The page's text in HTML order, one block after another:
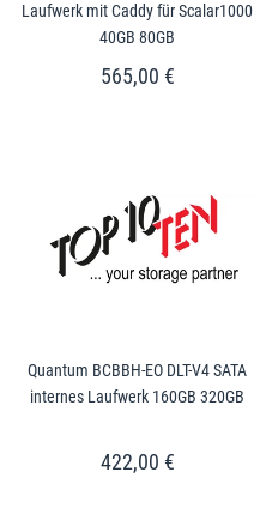
Laufwerk mit Caddy für Scalar1000
40GB 80GB
565,00 €
Quantum BCBBH-EO DLT-V4 SATA
internes Laufwerk 160GB 320GB
422,00 €